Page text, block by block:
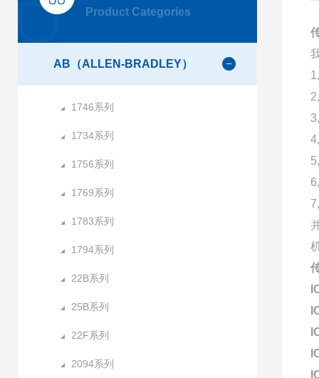
Product Categories
AB（ALLEN-BRADLEY）
1746系列
1734系列
1756系列
1769系列
1783系列
1794系列
22B系列
25B系列
22F系列
2094系列